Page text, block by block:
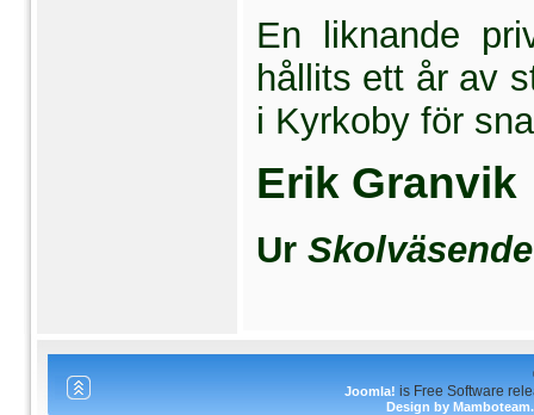
En liknande
hållits ett år av
i Kyrkoby för
Erik Granvik
Ur 
Joomla! is Free Software
Design by